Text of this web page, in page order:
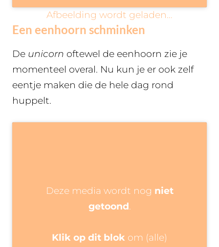
Afbeelding wordt geladen…
Een eenhoorn schminken
De unicorn oftewel de eenhoorn zie je
momenteel overal. Nu kun je er ook zelf
eentje maken die de hele dag rond
huppelt.
Deze media wordt nog niet
getoond.
Klik op dit blok om (alle)